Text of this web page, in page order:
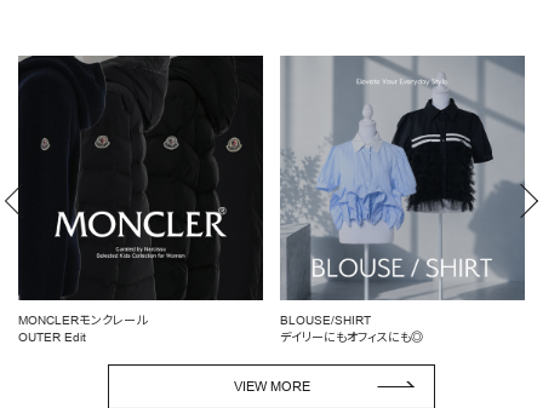
BLOUSE/SHIRT
デイリーにもオフィスにも◎
女性らしいシルエットを引き立てる
ペプラムトップス
VIEW MORE